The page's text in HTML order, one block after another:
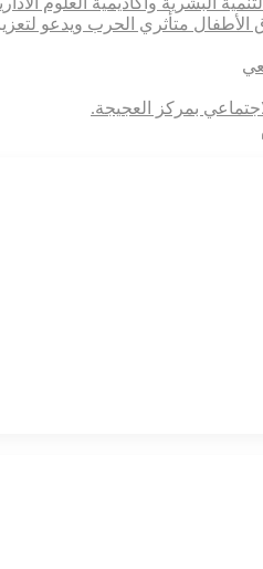
الأطفال متأثري الحرب ويدعو
بمركز العجيجة.